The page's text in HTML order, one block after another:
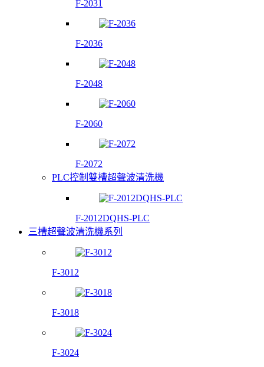
F-2031
F-2036
F-2048
F-2060
F-2072
PLC控制雙槽超聲波清洗機
F-2012DQHS-PLC
三槽超聲波清洗機系列
F-3012
F-3018
F-3024